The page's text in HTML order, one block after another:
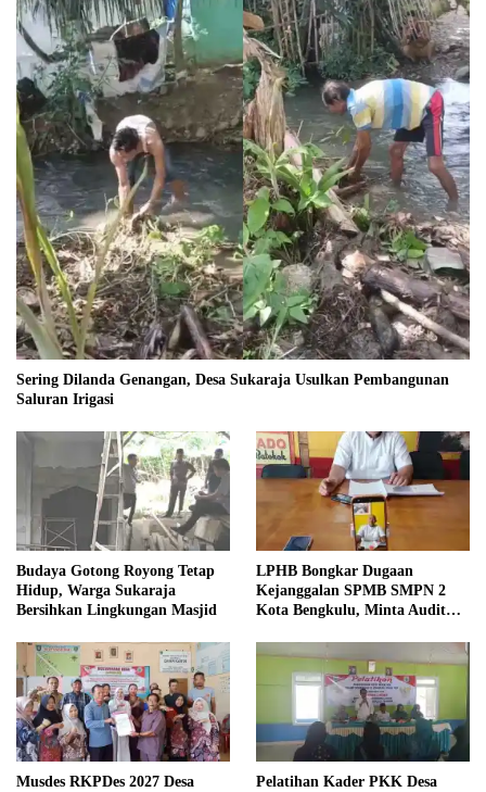
Sering Dilanda Genangan, Desa Sukaraja Usulkan Pembangunan
Saluran Irigasi
Budaya Gotong Royong Tetap
Hidup, Warga Sukaraja
Bersihkan Lingkungan Masjid
LPHB Bongkar Dugaan
Kejanggalan SPMB SMPN 2
Kota Bengkulu, Minta Audit
Musdes RKPDes 2027 Desa
Pelatihan Kader PKK Desa